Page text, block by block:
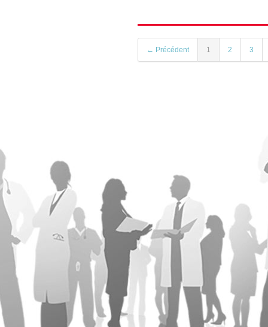
← Précédent 1 2 3